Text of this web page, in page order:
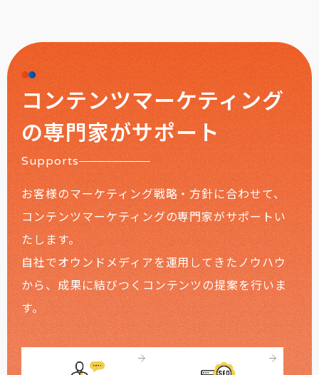
コンテンツマーケティング
の専門家がサポート
Supports
お客様のマーケティング戦略・方針に合わせて、
コンテンツマーケティングの専門家がサポートい
たします。
自社でオウンドメディアを運用してきたノウハウ
から、成果に結びつくコンテンツの提案を行いま
す。